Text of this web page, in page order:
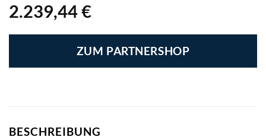
2.239,44€
ZUM PARTNERSHOP
BESCHREIBUNG